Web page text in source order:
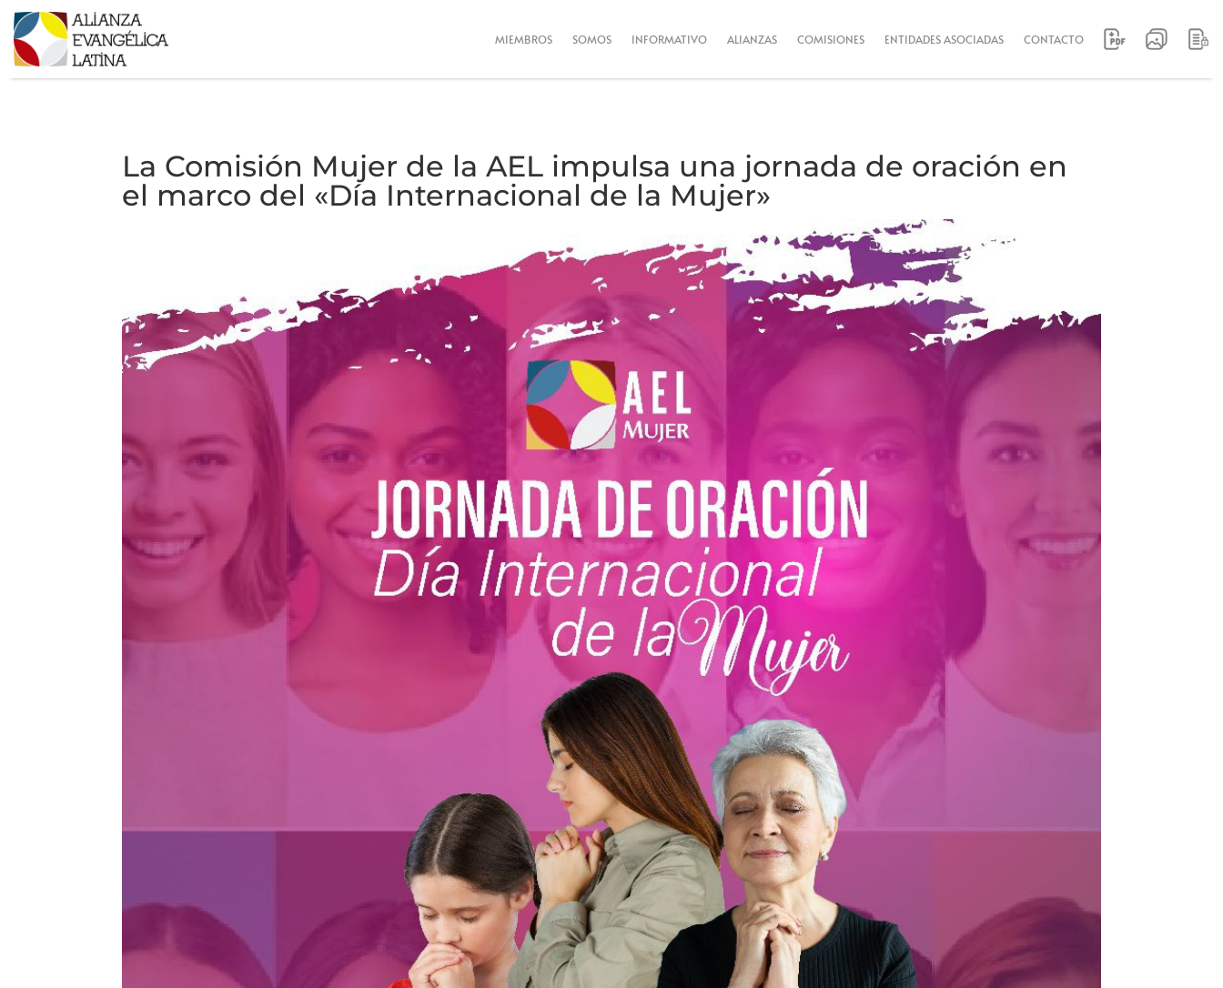
MIEMBROS SOMOS INFORMATIVO ALIANZAS COMISIONES ENTIDADES ASOCIADAS CONTACTO
La Comisión Mujer de la AEL impulsa una jornada de oración en
el marco del «Día Internacional de la Mujer»